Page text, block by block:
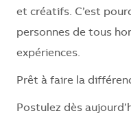
et créatifs. C’est
personnes de tous
expériences.
Prêt à faire la
Postulez dès